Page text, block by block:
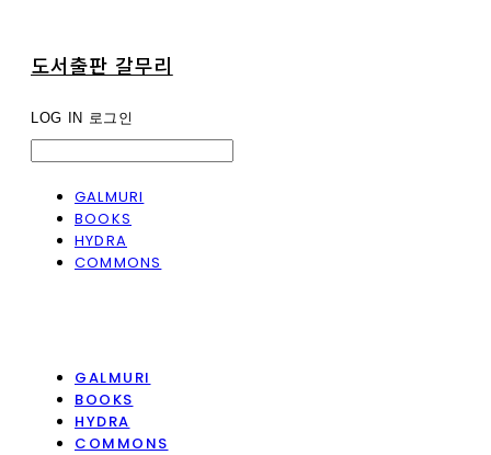
도서출판 갈무리
LOG IN 로그인
GALMURI
BOOKS
HYDRA
COMMONS
GALMURI
BOOKS
HYDRA
COMMONS